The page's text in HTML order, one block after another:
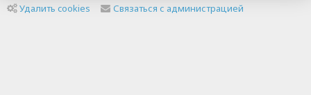
Удалить cookies Связаться с администрацией